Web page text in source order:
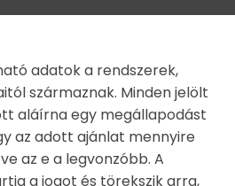
adatok a rendszerek,
származnak. Minden jelölt
aláírna egy megállapodást
az adott ajánlat mennyire
az e a legvonzóbb. A
a jogot és törekszik arra,